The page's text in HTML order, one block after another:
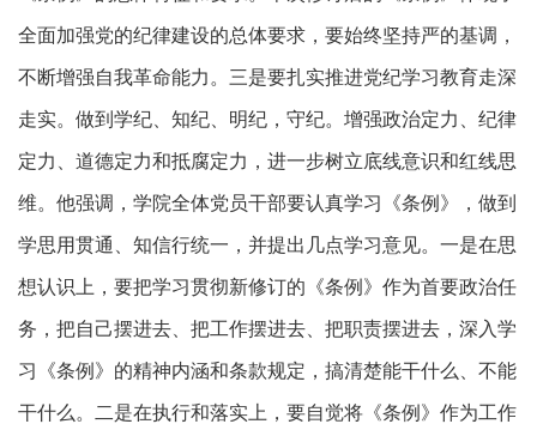
全面加强党的纪律建设的总体要求，要始终坚持严的基调，
不断增强自我革命能力。三是要扎实推进党纪学习教育走深
走实。做到学纪、知纪、明纪，守纪。增强政治定力、纪律
定力、道德定力和抵腐定力，进一步树立底线意识和红线思
维。他强调，学院全体党员干部要认真学习《条例》，做到
学思用贯通、知信行统一，并提出几点学习意见。一是在思
想认识上，要把学习贯彻新修订的《条例》作为首要政治任
务，把自己摆进去、把工作摆进去、把职责摆进去，深入学
习《条例》的精神内涵和条款规定，搞清楚能干什么、不能
干什么。二是在执行和落实上，要自觉将《条例》作为工作